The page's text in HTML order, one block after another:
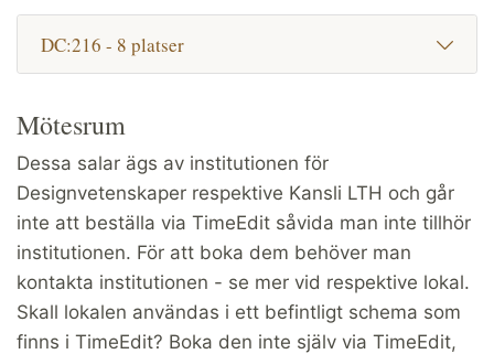
DC:216 - 8 platser
Mötesrum
Dessa salar ägs av institutionen för
Designvetenskaper respektive Kansli LTH och går
inte att beställa via TimeEdit såvida man inte tillhör
institutionen. För att boka dem behöver man
kontakta institutionen - se mer vid respektive lokal.
Skall lokalen användas i ett befintligt schema som
finns i TimeEdit? Boka den inte själv via TimeEdit,